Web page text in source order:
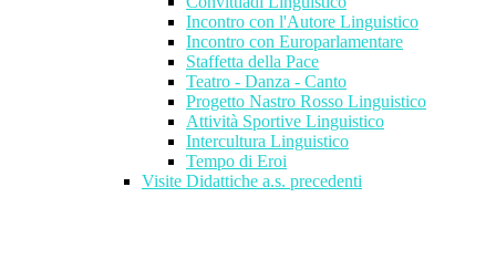
Incontro con l'Autore Linguistico
Incontro con Europarlamentare
Staffetta della Pace
Teatro - Danza - Canto
Progetto Nastro Rosso Linguistico
Attività Sportive Linguistico
Intercultura Linguistico
Tempo di Eroi
Visite Didattiche a.s. precedenti